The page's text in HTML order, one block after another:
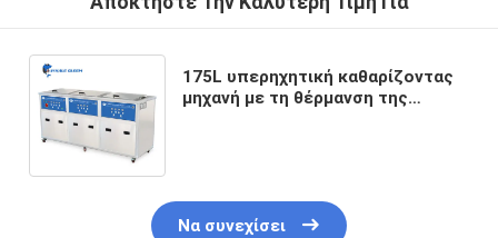
175L υπερηχητική καθαρίζοντας
μηχανή με τη θέρμανση της
Να συνεχίσει